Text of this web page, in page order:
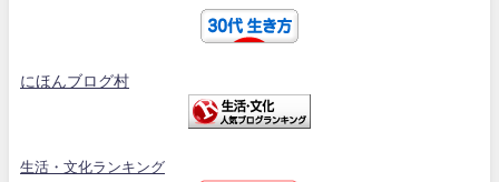
にほんブログ村
生活・文化ランキング